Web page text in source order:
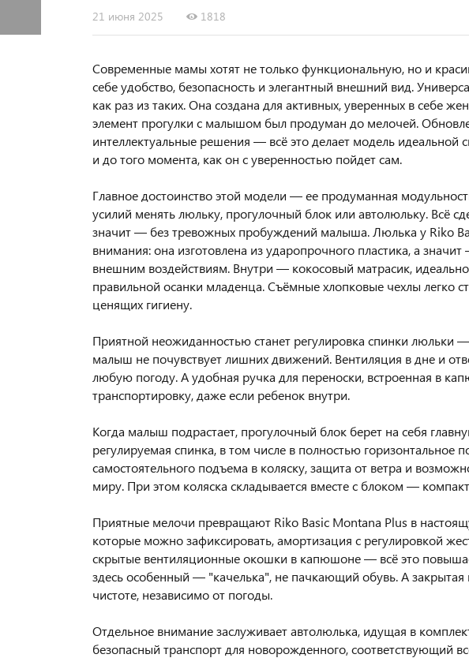
21 июня 2025 1818
Современные мамы хотят не только функциональную, но и
себе удобство, безопасность и элегантный внешний вид.
как раз из таких. Она создана для активных, уверенных в себе
элемент прогулки с малышом был продуман до мелочей.
интеллектуальные решения — всё это делает модель
и до того момента, как он с уверенностью пойдет сам.
Главное достоинство этой модели — ее продуманная
усилий менять люльку, прогулочный блок или автолюльку. Всё
значит — без тревожных пробуждений малыша. Люлька у Riko
внимания: она изготовлена из ударопрочного пластика, а
внешним воздействиям. Внутри — кокосовый матрасик,
правильной осанки младенца. Съёмные хлопковые чехлы легко
ценящих гигиену.
Приятной неожиданностью станет регулировка спинки люльки
малыш не почувствует лишних движений. Вентиляция в дне и
любую погоду. А удобная ручка для переноски, встроенная в
транспортировку, даже если ребенок внутри.
Когда малыш подрастает, прогулочный блок берет на себя
регулируемая спинка, в том числе в полностью горизонтальное
самостоятельного подъема в коляску, защита от ветра и
миру. При этом коляска складывается вместе с блоком —
Приятные мелочи превращают Riko Basic Montana Plus в
которые можно зафиксировать, амортизация с регулировкой
скрытые вентиляционные окошки в капюшоне — всё это
здесь особенный — "качелька", не пачкающий обувь. А закрытая
чистоте, независимо от погоды.
Отдельное внимание заслуживает автолюлька, идущая в
безопасный транспорт для новорожденного, соответствующий